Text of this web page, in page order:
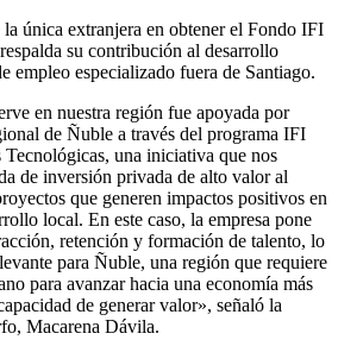
la única extranjera en obtener el Fondo IFI
su contribución al desarrollo
empleo especializado fuera de Santiago.
en nuestra región fue apoyada por
de Ñuble a través del programa IFI
una iniciativa que nos
de inversión privada de alto valor al
que generen impactos positivos en
local. En este caso, la empresa pone
retención y formación de talento, lo
para Ñuble, una región que requiere
para avanzar hacia una economía más
de generar valor», señaló la
Macarena Dávila.